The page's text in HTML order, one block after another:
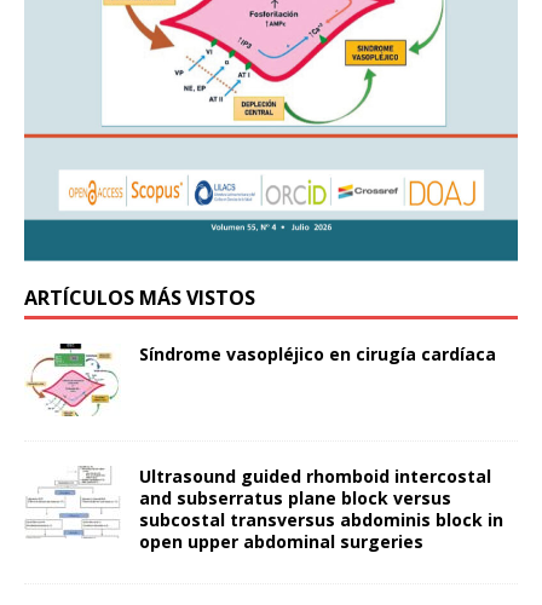
ARTÍCULOS MÁS VISTOS
Síndrome vasopléjico en cirugía cardíaca
Ultrasound guided rhomboid intercostal
and subserratus plane block versus
subcostal transversus abdominis block in
open upper abdominal surgeries